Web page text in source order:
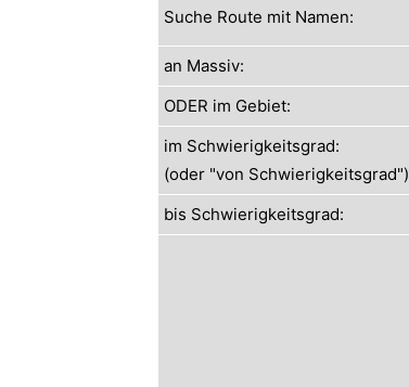
Suche Route mit Namen:
an Massiv:
ODER im Gebiet:
im Schwierigkeitsgrad:
(oder "von Schwierigkeitsgrad")
bis Schwierigkeitsgrad: